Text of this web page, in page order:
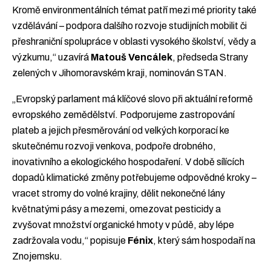
Kromě environmentálních témat patří mezi mé priority také
vzdělávání – podpora dalšího rozvoje studijních mobilit či
přeshraniční spolupráce v oblasti vysokého školství, vědy a
výzkumu,“ uzavírá Matouš Vencálek, předseda Strany
zelených v Jihomoravském kraji, nominován STAN.
„Evropský parlament má klíčové slovo při aktuální reformě
evropského zemědělství. Podporujeme zastropování
plateb a jejich přesměrování od velkých korporací ke
skutečnému rozvoji venkova, podpoře drobného,
inovativního a ekologického hospodaření. V době sílících
dopadů klimatické změny potřebujeme odpovědné kroky –
vracet stromy do volné krajiny, dělit nekonečné lány
květnatými pásy a mezemi, omezovat pesticidy a
zvyšovat množství organické hmoty v půdě, aby lépe
zadržovala vodu,“ popisuje Fénix, který sám hospodaří na
Znojemsku.